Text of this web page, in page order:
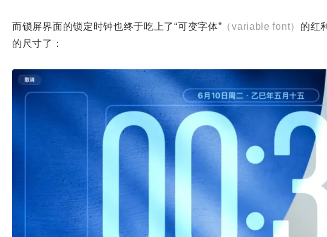
而锁屏界面的锁定时钟也终于吃上了“可变字体” （variable font） 的红
的尺寸了：